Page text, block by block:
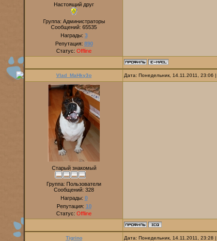
Настоящий друг
Группа: Администраторы
Сообщений: 65535
Награды: 3
Репутация: 890
Статус: Offline
Vlad_MaHky3o Дата: Понедельник, 14.11.2011,
Старый знакомый
Группа: Пользователи
Сообщений: 328
Награды: 0
Репутация: 10
Статус: Offline
Tigrino Дата: Понедельник, 14.11.2011,